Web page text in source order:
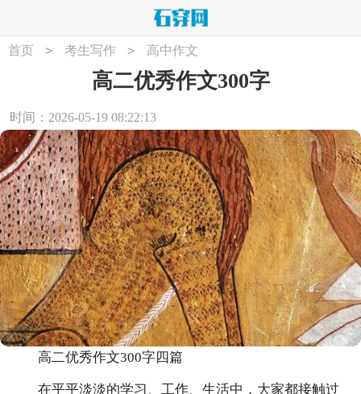
首页 > 考生写作 > 高中作文
高二优秀作文300字
时间：2026-05-19 08:22:13
高二优秀作文300字四篇
在平平淡淡的学习、工作、生活中，大家都接触过